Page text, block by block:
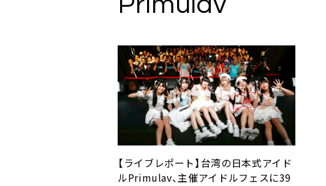
【ライブレポート】台湾の日本式アイド
ルPrimulav、主催アイドルフェスに39